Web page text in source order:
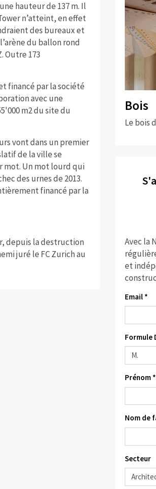
hauteur de 137 m. Il
n’atteint, en effet
des bureaux et
du ballon rond
Outre 173
financé par la société
avec une
m2 du site du
vont dans un premier
de la ville se
mot. Un mot lourd qui
des urnes de 2013.
financé par la
depuis la destruction
juré le FC Zurich au
Bois
Le bois
Avec la
et
Email *
Formule
Prénom *
Nom de
Secteur